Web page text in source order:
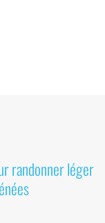
randonner léger